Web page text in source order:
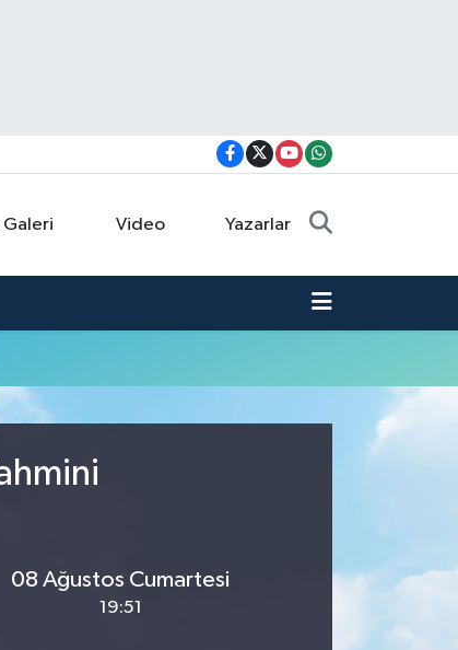
Galeri Video Yazarlar
08 Ağustos Cumartesi
19:51